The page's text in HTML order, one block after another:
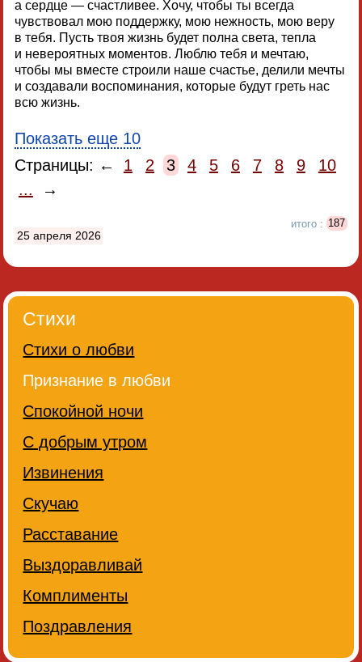
а сердце — счастливее. Хочу, чтобы ты всегда
чувствовал мою поддержку, мою нежность, мою веру
в тебя. Пусть твоя жизнь будет полна света, тепла
и невероятных моментов. Люблю тебя и мечтаю,
чтобы мы вместе строили наше счастье, делили мечты
и создавали воспоминания, которые будут греть нас
всю жизнь.
Показать еще 10
Страницы: ←
1 2 3 4 5 6 7 8 9
10
...
→
итого : 187
25 апреля 2026
Стихи
Стихи о любви
Признание в любви
Спокойной ночи
С добрым утром
Извинения
Скучаю
Расставание
Выздоравливай
Комплименты
Поздравления